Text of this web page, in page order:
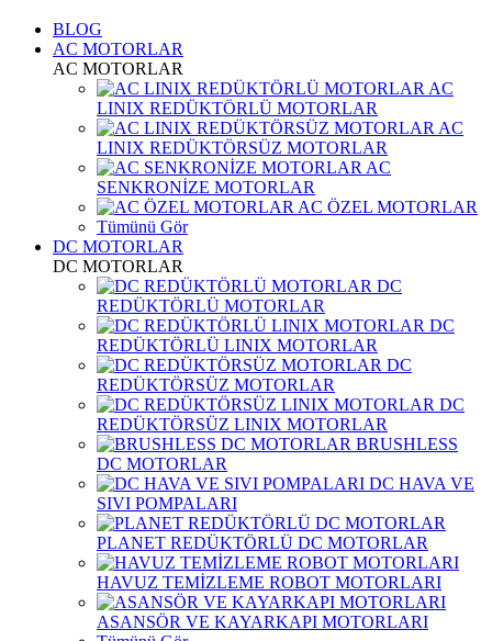
BLOG
AC MOTORLAR
AC MOTORLAR
AC
LINIX REDÜKTÖRLÜ MOTORLAR
AC
LINIX REDÜKTÖRSÜZ MOTORLAR
AC
SENKRONİZE MOTORLAR
AC ÖZEL MOTORLAR
Tümünü Gör
DC MOTORLAR
DC MOTORLAR
DC
REDÜKTÖRLÜ MOTORLAR
DC
REDÜKTÖRLÜ LINIX MOTORLAR
DC
REDÜKTÖRSÜZ MOTORLAR
DC
REDÜKTÖRSÜZ LINIX MOTORLAR
BRUSHLESS
DC MOTORLAR
DC HAVA VE
SIVI POMPALARI
PLANET REDÜKTÖRLÜ DC MOTORLAR
HAVUZ TEMİZLEME ROBOT MOTORLARI
ASANSÖR VE KAYARKAPI MOTORLARI